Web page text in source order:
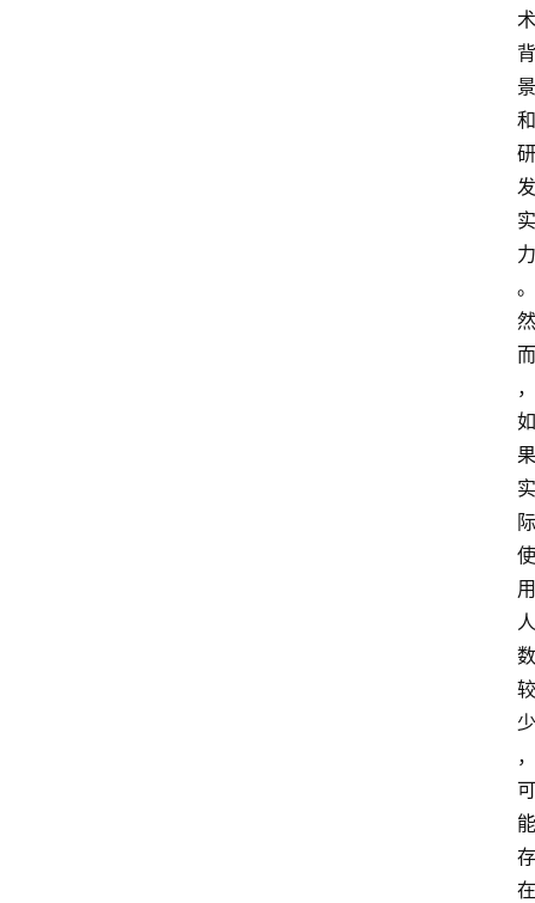
术
背
景
和
研
发
实
力
。
然
而
，
如
果
实
际
使
用
人
数
较
少
，
可
能
存
在